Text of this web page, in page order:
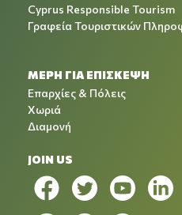
Cyprus Responsible Tourism
Γραφεία Τουριστικών
ΜΕΡΗ ΓΙΑ ΕΠΙΣΚΕΨΗ
Επαρχίες & Πόλεις
Χωριά
Διαμονή
JOIN US